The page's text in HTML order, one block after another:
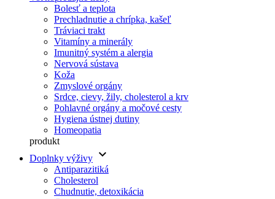
Bolesť a teplota
Prechladnutie a chrípka, kašeľ
Tráviaci trakt
Vitamíny a minerály
Imunitný systém a alergia
Nervová sústava
Koža
Zmyslové orgány
Srdce, cievy, žily, cholesterol a krv
Pohlavné orgány a močové cesty
Hygiena ústnej dutiny
Homeopatia
produkt
Doplnky výživy keyboard_arrow_down
Antiparazitiká
Cholesterol
Chudnutie, detoxikácia